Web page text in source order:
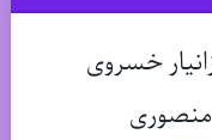
خسروی